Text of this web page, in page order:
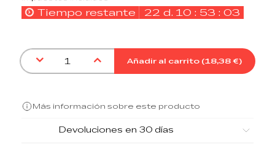
Tiempo restante 22 d. 10 : 53 : 03
Añadir al carrito (18,38 €)
Más información sobre este producto
Devoluciones en 30 días